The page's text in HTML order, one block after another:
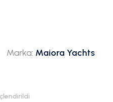
Marka: Maiora Yachts